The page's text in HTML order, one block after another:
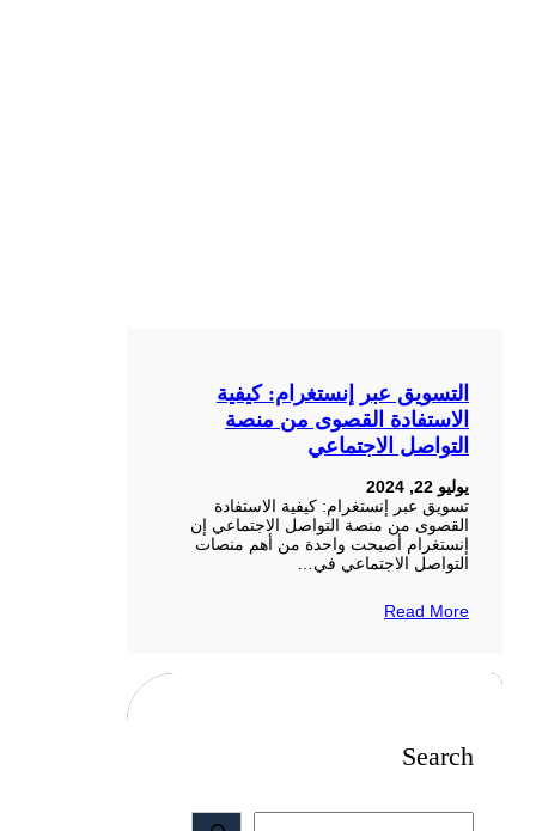
التسويق عبر إنستغرام: كيفية
الاستفادة القصوى من منصة
التواصل الاجتماعي
يوليو 22, 2024
تسويق عبر إنستغرام: كيفية الاستفادة
القصوى من منصة التواصل الاجتماعي إن
إنستغرام أصبحت واحدة من أهم منصات
التواصل الاجتماعي في…
Read More
Search
S